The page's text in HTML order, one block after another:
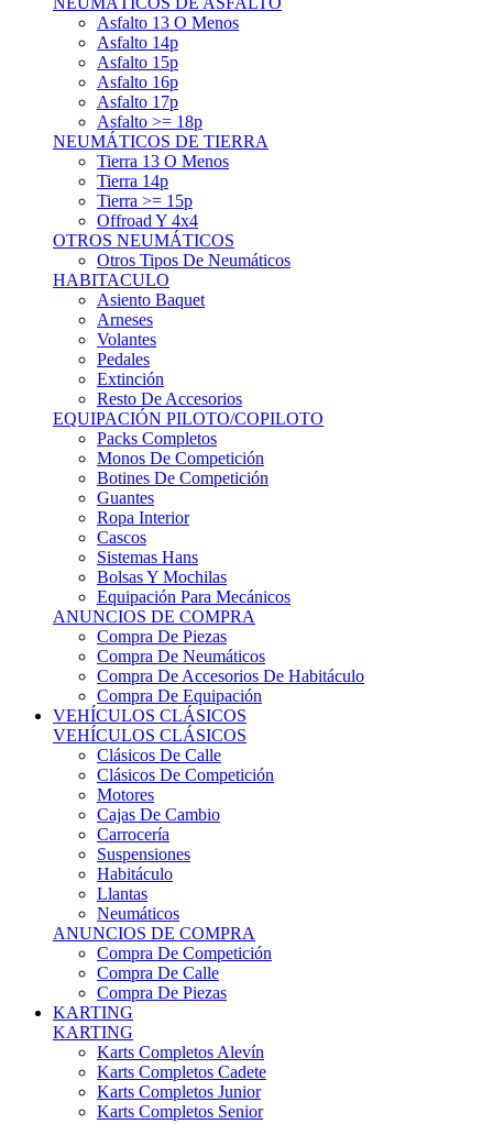
Asfalto 13 O Menos
Asfalto 14p
Asfalto 15p
Asfalto 16p
Asfalto 17p
Asfalto >= 18p
NEUMÁTICOS DE TIERRA
Tierra 13 O Menos
Tierra 14p
Tierra >= 15p
Offroad Y 4x4
OTROS NEUMÁTICOS
Otros Tipos De Neumáticos
HABITACULO
Asiento Baquet
Arneses
Volantes
Pedales
Extinción
Resto De Accesorios
EQUIPACIÓN PILOTO/COPILOTO
Packs Completos
Monos De Competición
Botines De Competición
Guantes
Ropa Interior
Cascos
Sistemas Hans
Bolsas Y Mochilas
Equipación Para Mecánicos
ANUNCIOS DE COMPRA
Compra De Piezas
Compra De Neumáticos
Compra De Accesorios De Habitáculo
Compra De Equipación
VEHÍCULOS CLÁSICOS
VEHÍCULOS CLÁSICOS
Clásicos De Calle
Clásicos De Competición
Motores
Cajas De Cambio
Carrocería
Suspensiones
Habitáculo
Llantas
Neumáticos
ANUNCIOS DE COMPRA
Compra De Competición
Compra De Calle
Compra De Piezas
KARTING
KARTING
Karts Completos Alevín
Karts Completos Cadete
Karts Completos Junior
Karts Completos Senior